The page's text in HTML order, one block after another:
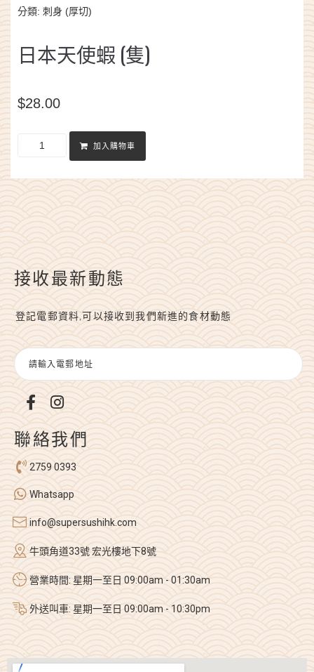
分類: 刺身 (厚切)
日本天使蝦 (隻)
$28.00
加入購物車
接收最新動態
登記電郵資料,可以接收到我們新進的食材動態
聯絡我們
2759 0393
Whatsapp
info@supersushihk.com
牛頭角道33號 宏光樓地下8號
營業時間: 星期一至日 09:00am - 01:30am
外送叫車: 星期一至日 09:00am - 10:30pm